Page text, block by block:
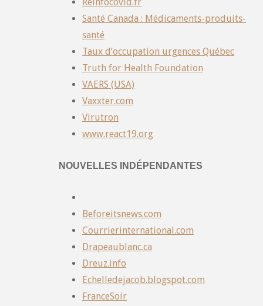
Santé Canada : Médicaments-produits-
santé
Taux d’occupation urgences Québec
Truth for Health Foundation
VAERS (USA)
Vaxxter.com
Virutron
www.react19.org
NOUVELLES INDÉPENDANTES
Beforeitsnews.com
Courrierinternational.com
Drapeaublanc.ca
Dreuz.info
Echelledejacob.blogspot.com
FranceSoir